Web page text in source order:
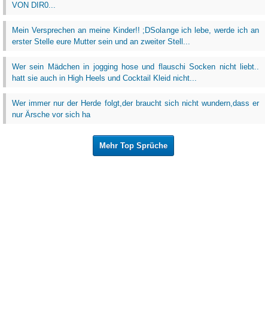
VON DIR0...
Mein Versprechen an meine Kinder!! ;DSolange ich lebe, werde ich an
erster Stelle eure Mutter sein und an zweiter Stell...
Wer sein Mädchen in jogging hose und flauschi Socken nicht liebt..
hatt sie auch in High Heels und Cocktail Kleid nicht...
Wer immer nur der Herde folgt,der braucht sich nicht wundern,dass er
nur Ärsche vor sich ha
Mehr Top Sprüche